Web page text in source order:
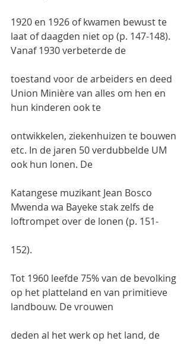
1920 en 1926 of kwamen bewust te
laat of daagden niet op (p. 147-148).
Vanaf 1930 verbeterde de
toestand voor de arbeiders en deed
Union Minière van alles om hen en
hun kinderen ook te
ontwikkelen, ziekenhuizen te bouwen
etc. In de jaren 50 verdubbelde UM
ook hun lonen. De
Katangese muzikant Jean Bosco
Mwenda wa Bayeke stak zelfs de
loftrompet over de lonen (p. 151-
152).
Tot 1960 leefde 75% van de bevolking
op het platteland en van primitieve
landbouw. De vrouwen
deden al het werk op het land, de